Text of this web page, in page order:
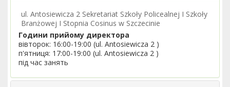
ul. Antosiewicza 2 Sekretariat Szkoły Policealnej I Szkoły
Branżowej I Stopnia Cosinus w Szczecinie
Години прийому директора
вівторок: 16:00-19:00 (ul. Antosiewicza 2 )
п'ятниця: 17:00-19:00 (ul. Antosiewicza 2 )
під час занять